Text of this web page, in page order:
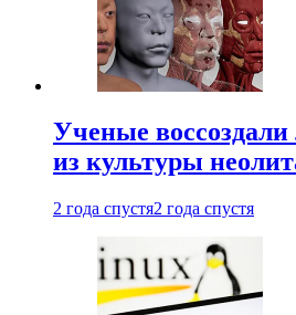
Ученые
из культуры
2 года спустя2 года спустя